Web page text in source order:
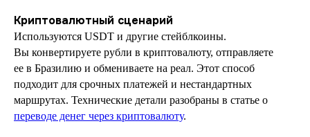
Криптовалютный сценарий
Используются USDT и другие стейблкоины.
Вы конвертируете рубли в криптовалюту, отправляете
ее в Бразилию и обмениваете на реал. Этот способ
подходит для срочных платежей и нестандартных
маршрутах. Технические детали разобраны в статье о
переводе денег через криптовалюту.